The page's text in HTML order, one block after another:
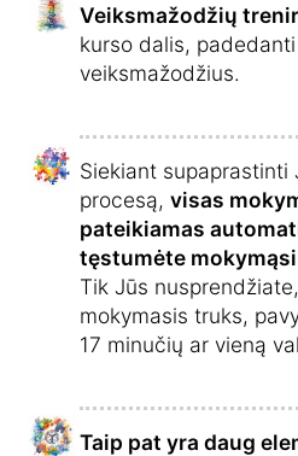
Veiksmažodžių
kurso dalis,
veiksmažodžius.
Siekiant supaprastinti
procesą, visas
pateikiamas
tęstumėte
Tik Jūs
mokymasis truks,
17 minučių ar vieną
Taip pat yra daug